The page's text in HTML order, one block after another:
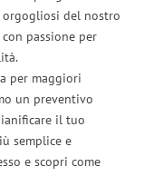
orgogliosi del nostro
passione per
per maggiori
un preventivo
il tuo
semplice e
e scopri come